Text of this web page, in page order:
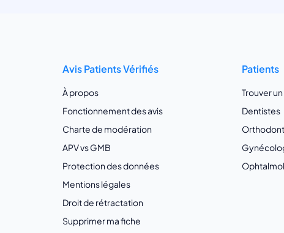
Avis Patients Vérifiés
À propos
Fonctionnement des avis
Charte de modération
APV vs GMB
Protection des données
Mentions légales
Droit de rétractation
Supprimer ma fiche
Patients
Trouver
Dentistes